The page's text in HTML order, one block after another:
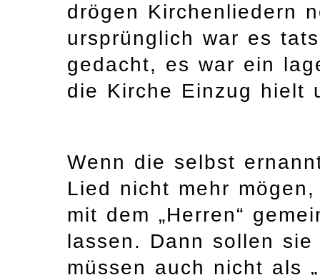
drögen Kirchenliedern
ursprünglich war es
gedacht, es war ein
die Kirche Einzug hielt
Wenn die selbst
Lied nicht mehr
mit dem „Herren“
lassen. Dann sollen
müssen auch nicht als